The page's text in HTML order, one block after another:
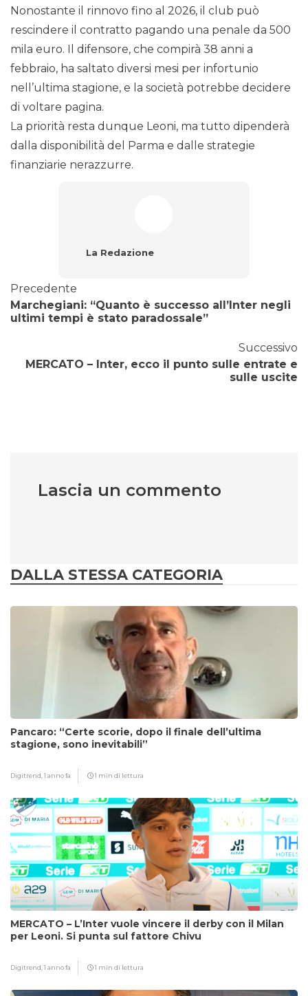
Nonostante il rinnovo fino al 2026, il club può
rescindere il contratto pagando una penale da 500
mila euro. Il difensore, che compirà 38 anni a
febbraio, ha saltato diversi mesi per infortunio
nell’ultima stagione, e la società potrebbe decidere
di voltare pagina.
La priorità resta dunque Leoni, ma tutto dipenderà
dalla disponibilità del Parma e dalle strategie
finanziarie nerazzurre.
La Redazione
Precedente
Marchegiani: “Quanto è successo all’Inter negli
ultimi tempi è stato paradossale”
Successivo
MERCATO – Inter, ecco il punto sulle entrate e
sulle uscite
Lascia un commento
DALLA STESSA CATEGORIA
Pancaro: “Certe scorie, dopo il finale dell’ultima
stagione, sono inevitabili”
Digitrend,1 anno fa 1 min di lettura
MERCATO – L’Inter vuole vincere il derby con il Milan
per Leoni. Si punta sul fattore Chivu
Digitrend,1 anno fa 1 min di lettura